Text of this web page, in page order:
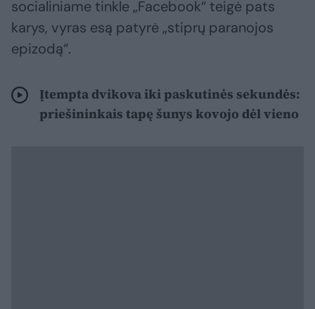
socialiniame tinkle „Facebook“ teigė pats
karys, vyras esą patyrė „stiprų paranojos
epizodą“.
Įtempta dvikova iki paskutinės sekundės:
priešininkais tapę šunys kovojo dėl vieno